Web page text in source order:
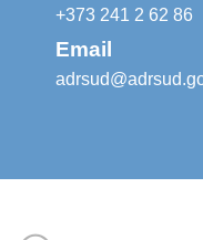
+373 241 2 62 86
Email